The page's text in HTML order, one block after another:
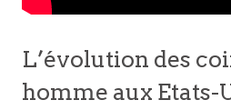
L’évolution des
homme aux Etats-